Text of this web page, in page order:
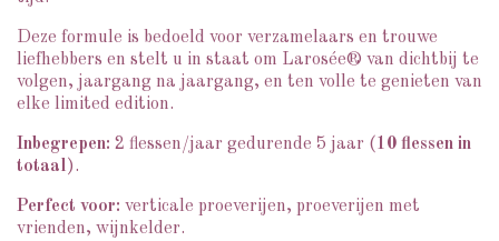
Deze formule is bedoeld voor verzamelaars en trouwe
liefhebbers en stelt u in staat om Larosée® van dichtbij te
volgen, jaargang na jaargang, en ten volle te genieten van
elke limited edition.
Inbegrepen: 2 flessen/jaar gedurende 5 jaar (10 flessen in
totaal).
Perfect voor: verticale proeverijen, proeverijen met
vrienden, wijnkelder.